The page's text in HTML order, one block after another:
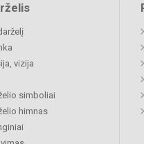
vizija
simboliai
himnas